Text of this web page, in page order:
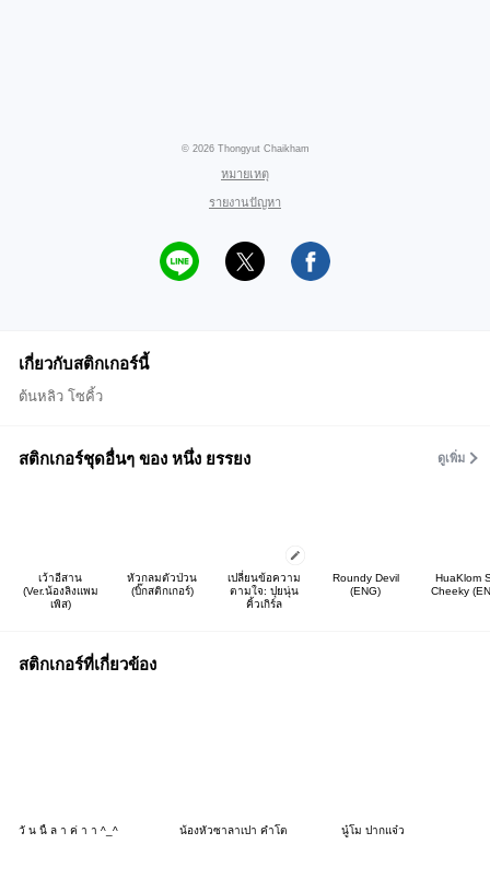
© 2026 Thongyut Chaikham
หมายเหตุ
รายงานปัญหา
เกี่ยวกับสติกเกอร์นี้
ต้นหลิว โซคิ้ว
สติกเกอร์ชุดอื่นๆ ของ หนึ่ง ยรรยง ดูเพิ่ม
เว้าอีสาน
(Ver.น้องลิงแพม
เพิส)
หัวกลมตัวป่วน
(บิ๊กสติกเกอร์)
เปลี่ยนข้อความ
ตามใจ: ปุยนุ่น
คิ้วเกิร์ล
Roundy Devil
(ENG)
HuaKlom
Cheeky
สติกเกอร์ที่เกี่ยวข้อง
วั น นี้ ล า ค่ า า ^_^ น้องหัวซาลาเปา คำโต นู๋โม ปากแจ๋ว